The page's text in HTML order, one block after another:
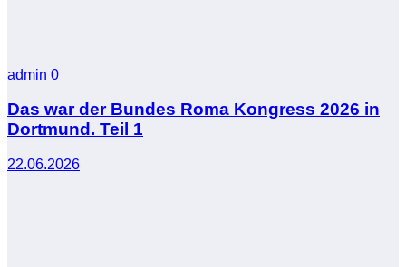
admin 0
Das war der Bundes Roma Kongress 2026 in
Dortmund. Teil 1
22.06.2026